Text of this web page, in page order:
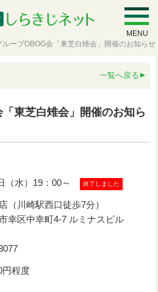
MENU
ループOBOG会「東芝白雉会」開催のお知らせ
一覧へ戻る
東芝白雉会」開催のお知ら
（水）19：00～ 終了しました
（川崎駅西口徒歩7分）
幸区中幸町4-7 ルミナスビル
程度